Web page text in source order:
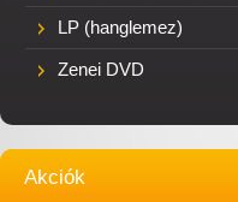
LP (hanglemez)
Zenei DVD
Akciók